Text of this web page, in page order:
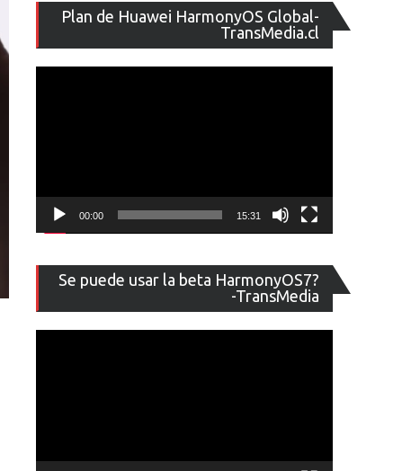
Plan de Huawei HarmonyOS Global-
TransMedia.cl
de
vídeo
00:00 15:31
Se puede usar la beta HarmonyOS7?
-TransMedia
de
vídeo